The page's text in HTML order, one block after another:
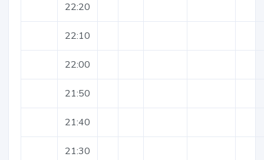
22:20
22:10
22:00
21:50
21:40
21:30